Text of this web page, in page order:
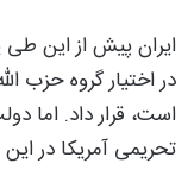
ایران پیش از این
در اختیار گروه حزب
است، قرار داد. اما
تحریمی آمریکا در این